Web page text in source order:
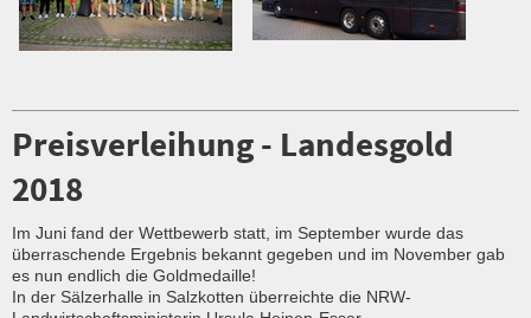
Preisverleihung - Landesgold
2018
Im Juni fand der Wettbewerb statt, im September wurde das
überraschende Ergebnis bekannt gegeben und im November gab
es nun endlich die Goldmedaille!
In der Sälzerhalle in Salzkotten überreichte die NRW-